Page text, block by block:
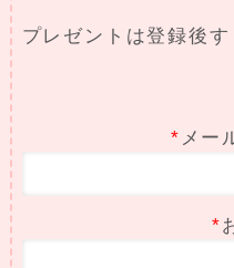
プレゼントは登録後
* メー
*